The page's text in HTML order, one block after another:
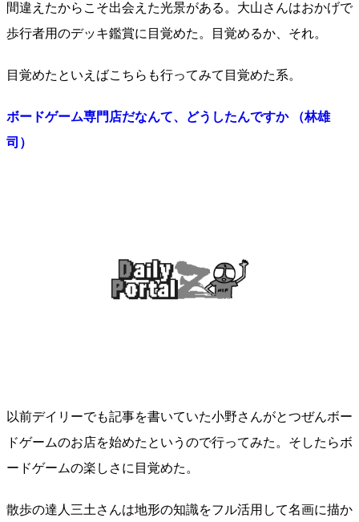
間違えたからこそ出会えた光景がある。大山さんはおかげで
歩行者用のデッキ鑑賞に目覚めた。目覚めるか、それ。
目覚めたといえばこちらも行ってみて目覚めた系。
ボードゲーム専門店だなんて、どうしたんですか （林雄
司）
以前デイリーでも記事を書いていた小野さんがとつぜんボー
ドゲームのお店を始めたというので行ってみた。そしたらボ
ードゲームの楽しさに目覚めた。
散歩の達人三土さんは地形の知識をフル活用して名画に描か